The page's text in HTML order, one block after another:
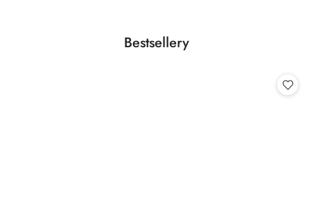
Pomiń karuzelę produktów
Produkty
Bestsellery